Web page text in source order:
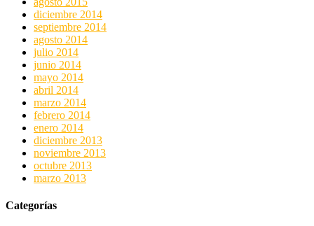
diciembre 2014
septiembre 2014
agosto 2014
julio 2014
junio 2014
mayo 2014
abril 2014
marzo 2014
febrero 2014
enero 2014
diciembre 2013
noviembre 2013
octubre 2013
marzo 2013
Categorías